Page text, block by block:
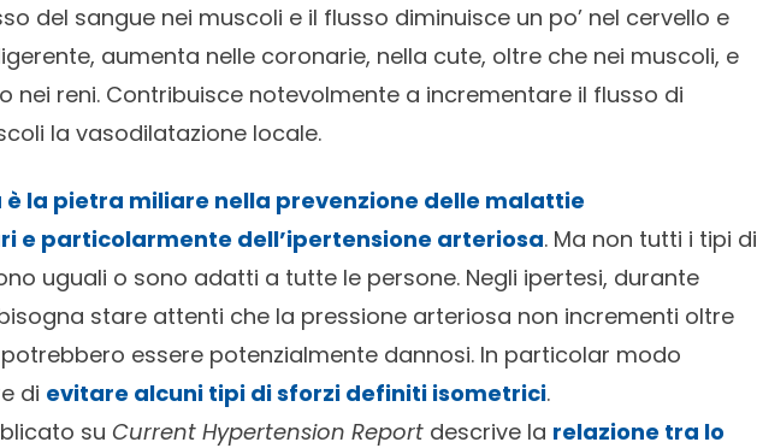
del sangue nei muscoli e il flusso diminuisce un po’ nel cervello e
aumenta nelle coronarie, nella cute, oltre che nei muscoli, e
nei reni. Contribuisce notevolmente a incrementare il flusso di
la vasodilatazione locale.
la pietra miliare nella prevenzione delle malattie
e particolarmente dell’ipertensione arteriosa. Ma non tutti i tipi di
uguali o sono adatti a tutte le persone. Negli ipertesi, durante
stare attenti che la pressione arteriosa non incrementi oltre
essere potenzialmente dannosi. In particolar modo
di evitare alcuni tipi di sforzi definiti isometrici.
su Current Hypertension Report descrive la relazione tra lo